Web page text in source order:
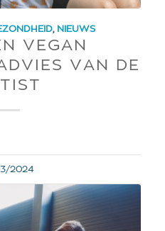
, NIEUWS
VEGAN
VAN DE
2024